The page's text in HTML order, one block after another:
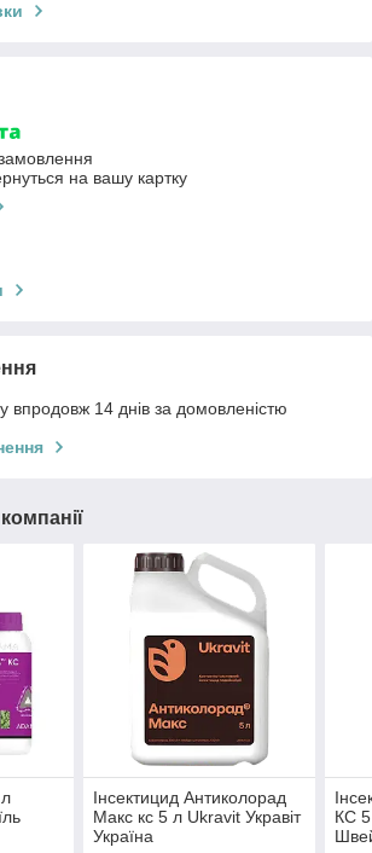
на вашу картку
впродовж 14 днів за домовленістю
Інсектицид Антиколорад
Макс кс 5 л Ukravit Укравіт
Україна
КС